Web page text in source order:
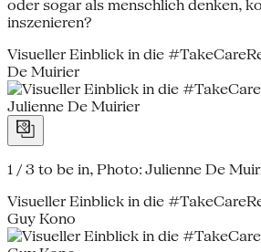
oder sogar als menschlich denken,
inszenieren?
Visueller Einblick in die
De Muirier
1 / 3 to be in, Photo: Julienne De
Visueller Einblick in die
Guy Kono